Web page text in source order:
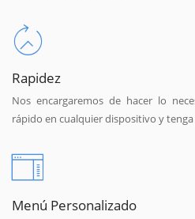
Rapidez
Nos encargaremos de hacer lo
rápido en cualquier dispositivo y
Menú Personalizado